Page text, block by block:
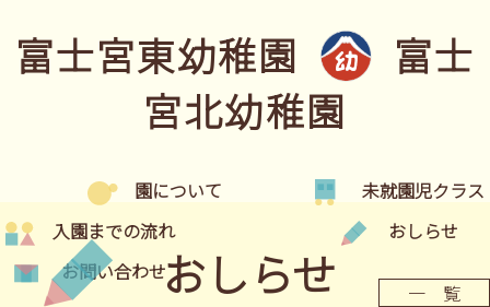
富士宮東幼稚園
富士
宮北幼稚園
園について
未就園児クラス
入園までの流れ
おしらせ
お問い合わせおしらせ 一 覧